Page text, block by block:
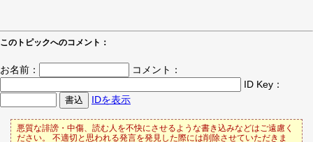
このトピックへのコメント：
お名前：
コメント：
ID Key：
IDを表示
悪質な誹謗・中傷、読む人を不快にさせるような書き込みなどはご遠慮く
ださい。 不適切と思われる発言を発見した際には削除させていただきま